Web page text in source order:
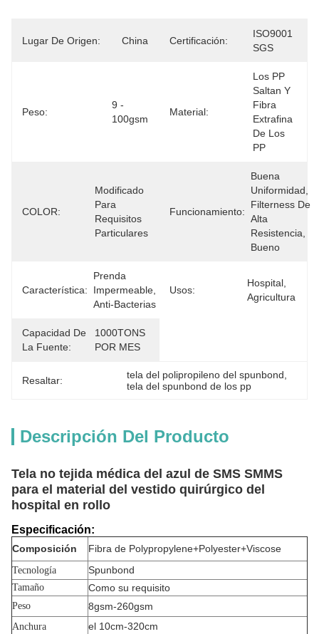
Lugar De Origen: China Certificación:
ISO9001
SGS
Peso:
9 -
100gsm
Material:
Los PP
Saltan Y
Fibra
Extrafina
De Los
PP
COLOR:
Modificado
Para
Requisitos
Particulares
Funcionamiento:
Buena
Uniformidad,
Filterness De
Alta
Resistencia,
Bueno
Característica:
Prenda
Impermeable,
Anti-Bacterias
Usos:
Hospital,
Agricultura
Capacidad De
La Fuente:
1000TONS
POR MES
Resaltar: tela del polipropileno del spunbond
tela del spunbond de los pp
Descripción Del Producto
Tela no tejida médica del azul de SMS SMMS
para el material del vestido quirúrgico del
hospital en rollo
Especificación:
Composición Fibra de Polypropylene+Polyester+Viscose
Tecnología Spunbond
Tamaño Como su requisito
Peso 8gsm-260gsm
Anchura el 10cm-320cm